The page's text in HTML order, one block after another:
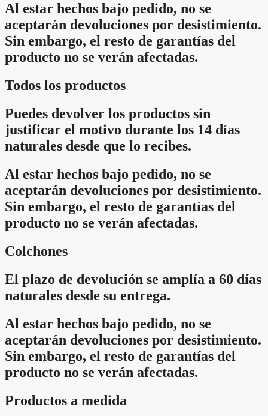
Al estar hechos bajo pedido, no se
aceptarán devoluciones por desistimiento.
Sin embargo, el resto de garantías del
producto no se verán afectadas.
Todos los productos
Puedes devolver los productos sin
justificar el motivo durante los 14 días
naturales desde que lo recibes.
Al estar hechos bajo pedido, no se
aceptarán devoluciones por desistimiento.
Sin embargo, el resto de garantías del
producto no se verán afectadas.
Colchones
El plazo de devolución se amplía a 60 días
naturales desde su entrega.
Al estar hechos bajo pedido, no se
aceptarán devoluciones por desistimiento.
Sin embargo, el resto de garantías del
producto no se verán afectadas.
Productos a medida